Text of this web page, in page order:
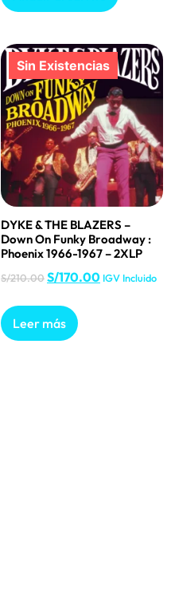
DYKE & THE BLAZERS –
Down On Funky Broadway :
Phoenix 1966-1967 – 2XLP
S/210.00S/170.00 IGV Incluido
Leer más